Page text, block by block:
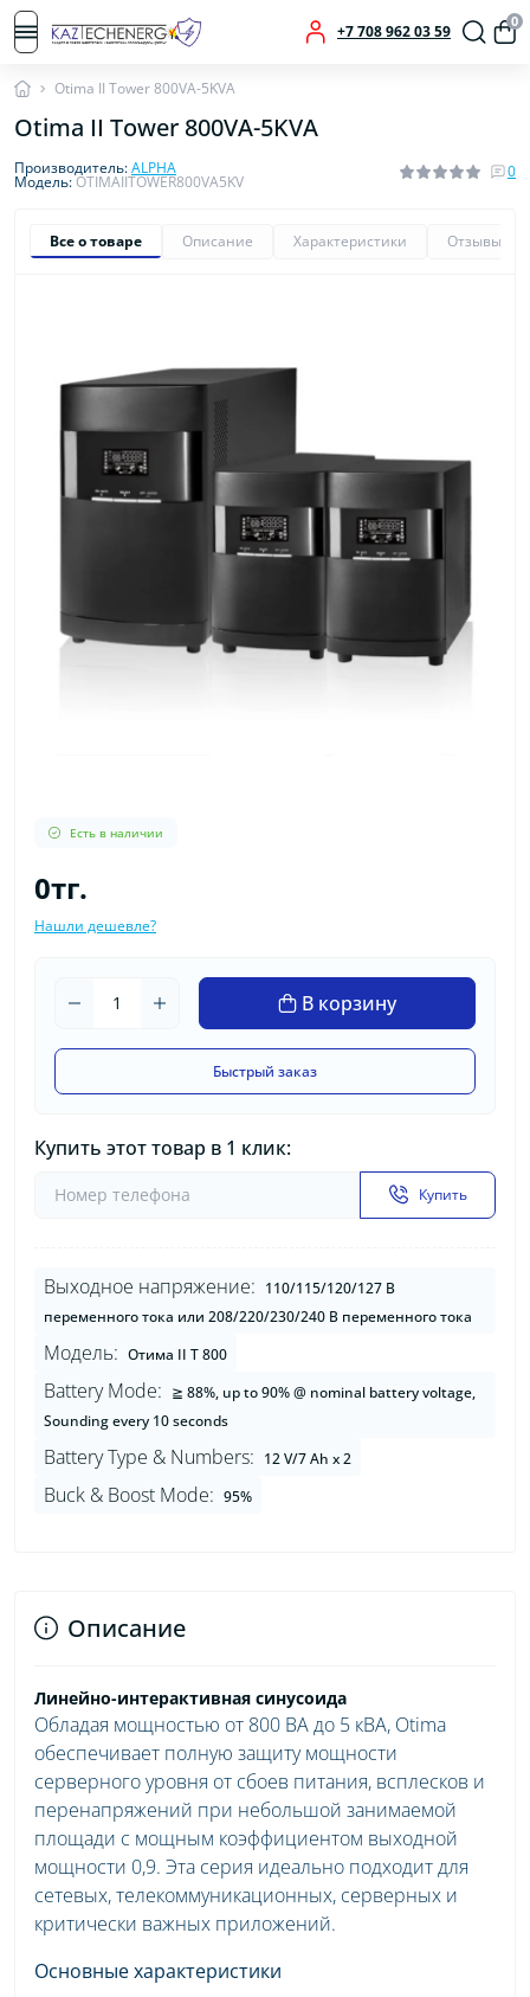
+7 708 962 03 59
0
Otima II Tower 800VA-5KVA
Otima II Tower 800VA-5KVA
Производитель:ALPHA
Модель:OTIMAIITOWER800VA5KV
0
Все о товаре Описание Характеристики Отзывы
Есть в наличии
0тг.
Нашли дешевле?
В корзину
Быстрый заказ
Купить этот товар в 1 клик:
Купить
Выходное напряжение: 110/115/120/127 В
переменного тока или 208/220/230/240 В переменного тока
Модель: Отима II Т 800
Battery Mode: ≧ 88%, up to 90% @ nominal battery voltage,
Sounding every 10 seconds
Battery Type & Numbers: 12 V/7 Ah x 2
Buck & Boost Mode: 95%
Описание
Линейно-интерактивная синусоида
Обладая мощностью от 800 ВА до 5 кВА, Otima
обеспечивает полную защиту мощности
серверного уровня от сбоев питания, всплесков и
перенапряжений при небольшой занимаемой
площади с мощным коэффициентом выходной
мощности 0,9. Эта серия идеально подходит для
сетевых, телекоммуникационных, серверных и
критически важных приложений.
Основные характеристики